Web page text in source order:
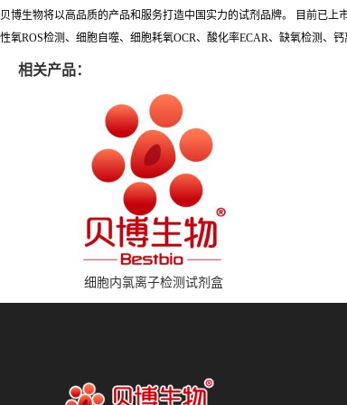
贝博生物将以高品质的产品和服务打造中国实力的试剂品牌。 目前已
性氧ROS检测、细胞自噬、细胞耗氧OCR、酸化率ECAR、缺氧检测、
相关产品：
细胞内氯离子检测试剂盒